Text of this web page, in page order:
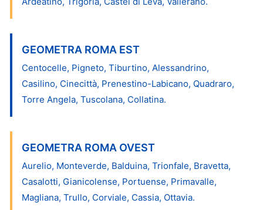
GEOMETRA ROMA EST
Centocelle, Pigneto, Tiburtino, Alessandrino,
Casilino, Cinecittà, Prenestino-Labicano, Quadraro,
Torre Angela, Tuscolana, Collatina.
GEOMETRA ROMA OVEST
Aurelio, Monteverde, Balduina, Trionfale, Bravetta,
Casalotti, Gianicolense, Portuense, Primavalle,
Magliana, Trullo, Corviale, Cassia, Ottavia.